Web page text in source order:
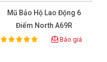
Mũ Bảo Hộ Lao Động 6
Điểm North A69R
Rating:
100% Báo giá